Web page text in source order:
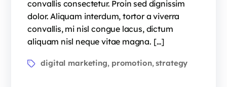
convallis consectetur. Proin sed dignissim
dolor. Aliquam interdum, tortor a viverra
convallis, mi nisl congue lacus, dictum
aliquam nisl neque vitae magna. […]
digital marketing, promotion,strategy